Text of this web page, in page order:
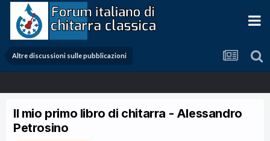
Altre discussioni sulle pubblicazioni
Il mio primo libro di chitarra - Alessandro
Petrosino